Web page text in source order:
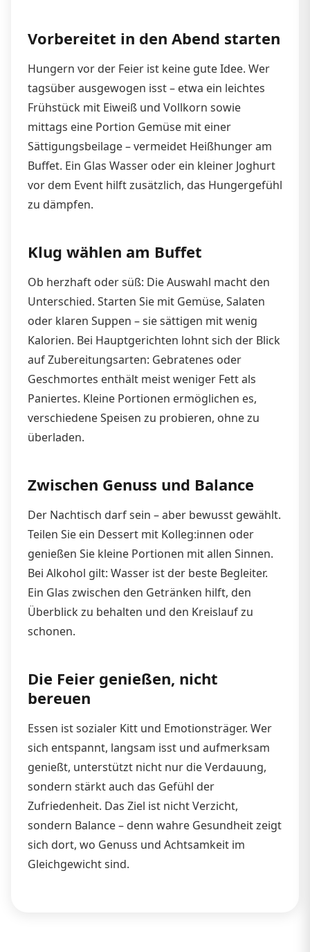
Vorbereitet in den Abend starten
Hungern vor der Feier ist keine gute Idee. Wer
tagsüber ausgewogen isst – etwa ein leichtes
Frühstück mit Eiweiß und Vollkorn sowie
mittags eine Portion Gemüse mit einer
Sättigungsbeilage – vermeidet Heißhunger am
Buffet. Ein Glas Wasser oder ein kleiner Joghurt
vor dem Event hilft zusätzlich, das Hungergefühl
zu dämpfen.
Klug wählen am Buffet
Ob herzhaft oder süß: Die Auswahl macht den
Unterschied. Starten Sie mit Gemüse, Salaten
oder klaren Suppen – sie sättigen mit wenig
Kalorien. Bei Hauptgerichten lohnt sich der Blick
auf Zubereitungsarten: Gebratenes oder
Geschmortes enthält meist weniger Fett als
Paniertes. Kleine Portionen ermöglichen es,
verschiedene Speisen zu probieren, ohne zu
überladen.
Zwischen Genuss und Balance
Der Nachtisch darf sein – aber bewusst gewählt.
Teilen Sie ein Dessert mit Kolleg:innen oder
genießen Sie kleine Portionen mit allen Sinnen.
Bei Alkohol gilt: Wasser ist der beste Begleiter.
Ein Glas zwischen den Getränken hilft, den
Überblick zu behalten und den Kreislauf zu
schonen.
Die Feier genießen, nicht
bereuen
Essen ist sozialer Kitt und Emotionsträger. Wer
sich entspannt, langsam isst und aufmerksam
genießt, unterstützt nicht nur die Verdauung,
sondern stärkt auch das Gefühl der
Zufriedenheit. Das Ziel ist nicht Verzicht,
sondern Balance – denn wahre Gesundheit zeigt
sich dort, wo Genuss und Achtsamkeit im
Gleichgewicht sind.